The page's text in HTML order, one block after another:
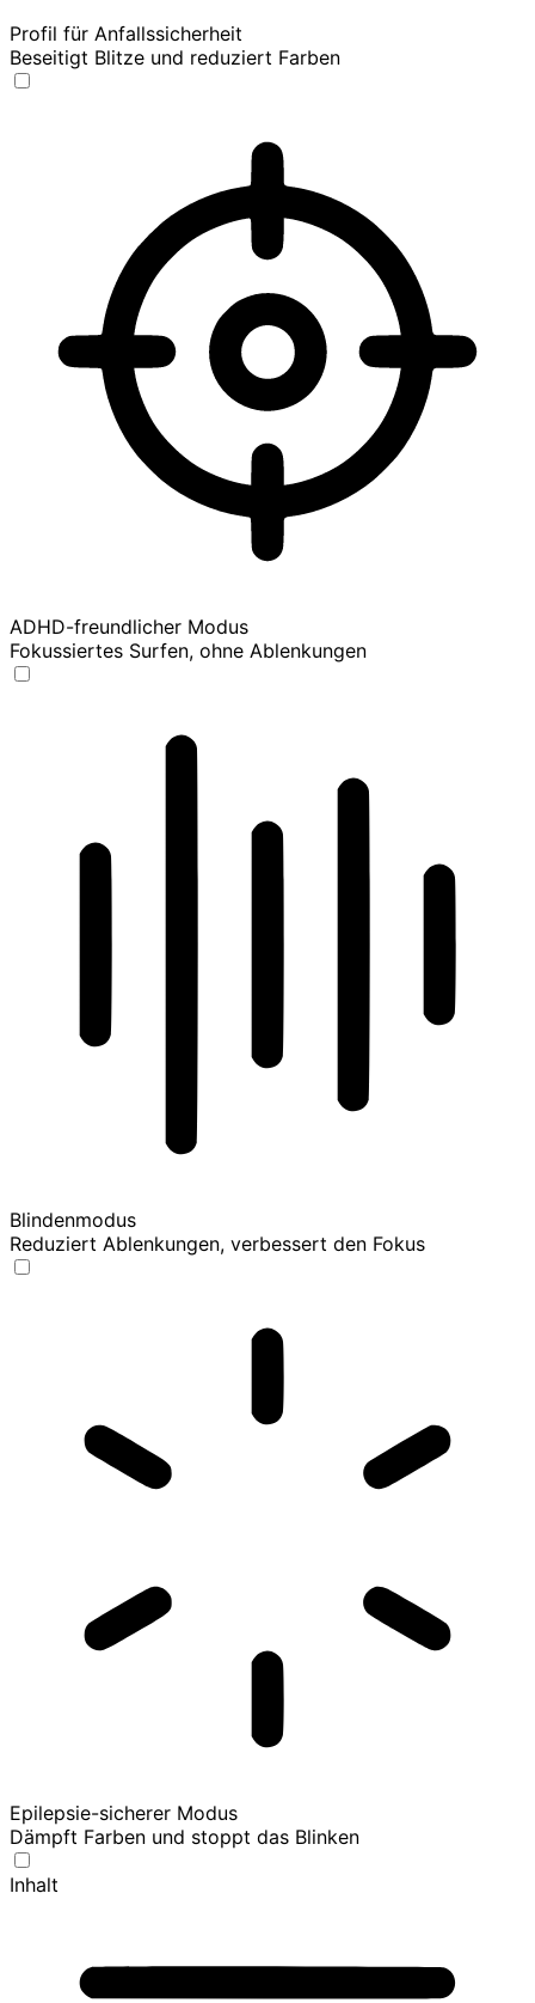
Profil für Anfallssicherheit
Beseitigt Blitze und reduziert Farben
ADHD-freundlicher Modus
Fokussiertes Surfen, ohne Ablenkungen
Blindenmodus
Reduziert Ablenkungen, verbessert den Fokus
Epilepsie-sicherer Modus
Dämpft Farben und stoppt das Blinken
Inhalt